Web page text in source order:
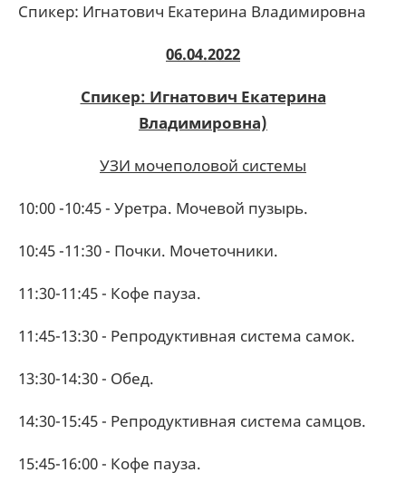
Спикер: Игнатович Екатерина Владимировна
06.04.2022
Спикер: Игнатович Екатерина
Владимировна)
УЗИ мочеполовой системы
10:00 -10:45 - Уретра. Мочевой пузырь.
10:45 -11:30 - Почки. Мочеточники.
11:30-11:45 - Кофе пауза.
11:45-13:30 - Репродуктивная система самок.
13:30-14:30 - Обед.
14:30-15:45 - Репродуктивная система самцов.
15:45-16:00 - Кофе пауза.